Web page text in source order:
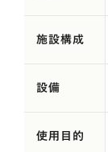
施設構成
設備
使用目的